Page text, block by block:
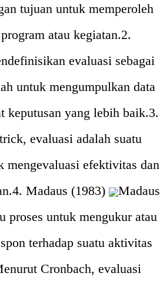
tujuan untuk memperoleh
atau kegiatan.2.
evaluasi sebagai
untuk mengumpulkan data
keputusan yang lebih baik.3.
evaluasi adalah suatu
mengevaluasi efektivitas dan
Madaus (1983)
Madaus
proses untuk mengukur atau
terhadap suatu aktivitas
Cronbach, evaluasi